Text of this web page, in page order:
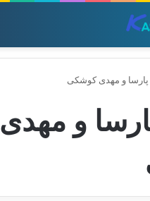
پارسا و مهدی کوشکی
و مهدی